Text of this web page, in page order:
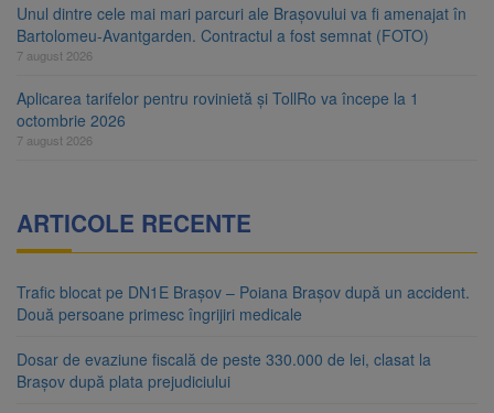
Unul dintre cele mai mari parcuri ale Brașovului va fi amenajat în
Bartolomeu-Avantgarden. Contractul a fost semnat (FOTO)
7 august 2026
Aplicarea tarifelor pentru rovinietă și TollRo va începe la 1
octombrie 2026
7 august 2026
ARTICOLE RECENTE
Trafic blocat pe DN1E Brașov – Poiana Brașov după un accident.
Două persoane primesc îngrijiri medicale
Dosar de evaziune fiscală de peste 330.000 de lei, clasat la
Brașov după plata prejudiciului